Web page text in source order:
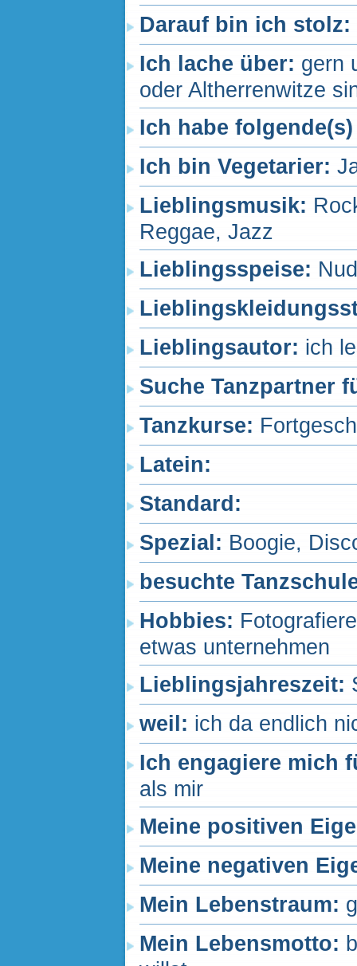
Darauf bin ich stolz:
Ich lache über: gern
oder Altherrenwitze
Ich habe
Ich bin Vegetarier:
Lieblingsmusik:
Reggae, Jazz
Lieblingsspeise:
Lieblingsautor: ich
Suche Tanzpartner
Tanzkurse:
Latein:
Standard :
Spezial : Boogie,
besuchte
Hobbies:
etwas unternehmen
Lieblingsjahreszeit:
weil: ich da endlich
Ich engagiere mich
als mir
Meine positiven
Meine negativen
Mein Lebenstraum:
Mein Lebensmotto: